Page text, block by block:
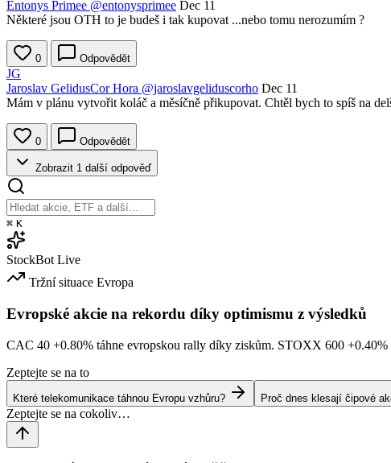
Entonys Primee @entonysprimee Dec 11
Některé jsou OTH to je budeš i tak kupovat ...nebo tomu nerozumím ?
0 Odpovědět
JG
Jaroslav GelidusCor Hora @jaroslavgeliduscorho Dec 11
Mám v plánu vytvořit koláč a měsíčně přikupovat. Chtěl bych to spíš na
0 Odpovědět
Zobrazit 1 další odpověď
⌘ K
StockBot Live
Tržní situace Evropa
Evropské akcie na rekordu díky optimismu z výsledků
CAC 40 +0.80% táhne evropskou rally díky ziskům. STOXX 600 +0.40%
Zeptejte se na to
Které telekomunikace táhnou Evropu vzhůru? Proč dnes klesají čipové